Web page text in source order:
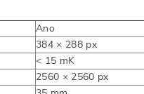
Ano
384 × 288 px
< 15 mK
2560 × 2560 px